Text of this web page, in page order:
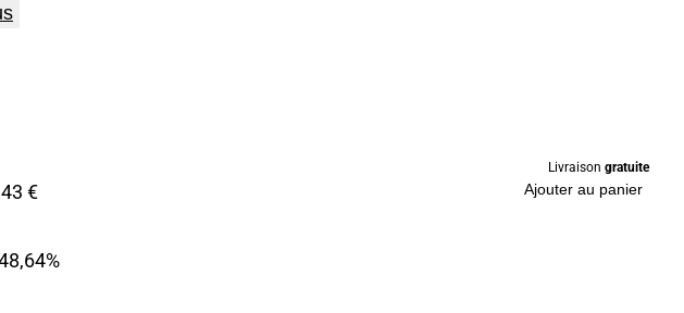
€
Livraison gratuite
Ajouter au panier